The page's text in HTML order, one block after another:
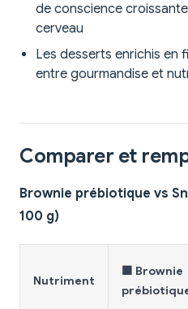
de conscience
cerveau
Les desserts enrichis en
entre gourmandise et
Comparer et
Brownie prébiotique vs
100 g)
Nutriment
🟫 Brownie